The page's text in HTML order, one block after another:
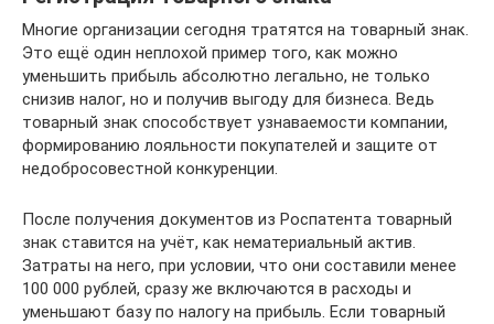
Многие организации сегодня тратятся на товарный знак.
Это ещё один неплохой пример того, как можно
уменьшить прибыль абсолютно легально, не только
снизив налог, но и получив выгоду для бизнеса. Ведь
товарный знак способствует узнаваемости компании,
формированию лояльности покупателей и защите от
недобросовестной конкуренции.
После получения документов из Роспатента товарный
знак ставится на учёт, как нематериальный актив.
Затраты на него, при условии, что они составили менее
100 000 рублей, сразу же включаются в расходы и
уменьшают базу по налогу на прибыль. Если товарный